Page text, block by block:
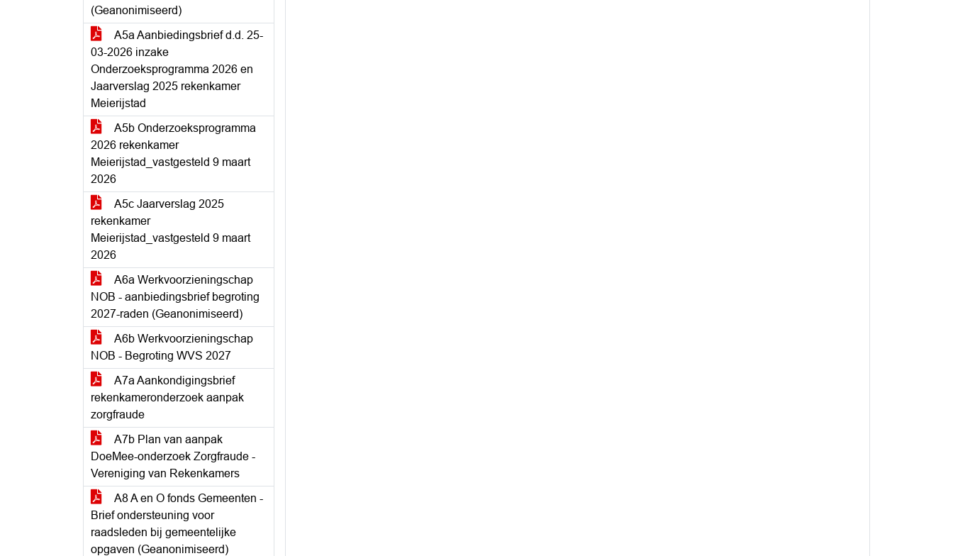
(Geanonimiseerd)
A5a Aanbiedingsbrief d.d. 25-
03-2026 inzake
Onderzoeksprogramma 2026 en
Jaarverslag 2025 rekenkamer
Meierijstad
A5b Onderzoeksprogramma
2026 rekenkamer
Meierijstad_vastgesteld 9 maart
2026
A5c Jaarverslag 2025
rekenkamer
Meierijstad_vastgesteld 9 maart
2026
A6a Werkvoorzieningschap
NOB - aanbiedingsbrief begroting
2027-raden (Geanonimiseerd)
A6b Werkvoorzieningschap
NOB - Begroting WVS 2027
A7a Aankondigingsbrief
rekenkameronderzoek aanpak
zorgfraude
A7b Plan van aanpak
DoeMee-onderzoek Zorgfraude -
Vereniging van Rekenkamers
A8 A en O fonds Gemeenten -
Brief ondersteuning voor
raadsleden bij gemeentelijke
opgaven (Geanonimiseerd)